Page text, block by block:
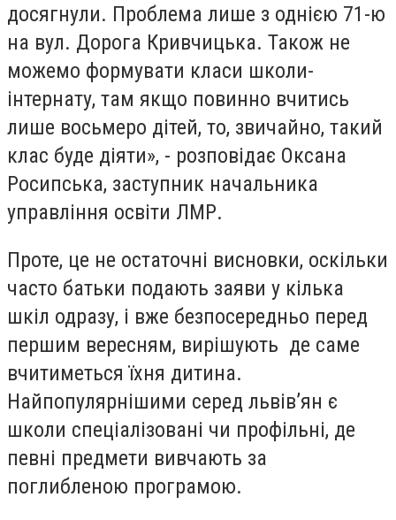
досягнули. Проблема лише з однією 71-ю
на вул. Дорога Кривчицька. Також не
можемо формувати класи школи-
інтернату, там якщо повинно вчитись
лише восьмеро дітей, то, звичайно, такий
клас буде діяти», - розповідає Оксана
Росипська, заступник начальника
управління освіти ЛМР.
Проте, це не остаточні висновки, оскільки
часто батьки подають заяви у кілька
шкіл одразу, і вже безпосередньо перед
першим вересням, вирішують де саме
вчитиметься їхня дитина.
Найпопулярнішими серед львів’ян є
школи спеціалізовані чи профільні, де
певні предмети вивчають за
поглибленою програмою.